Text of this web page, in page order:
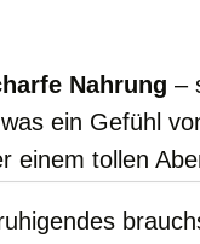
Nahrung –
ein Gefühl
einem tollen